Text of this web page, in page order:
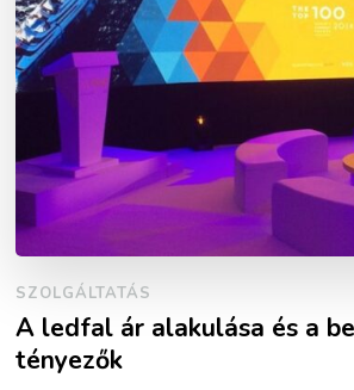
SZOLGÁLTATÁS
A ledfal ár alakulása és a
tényezők